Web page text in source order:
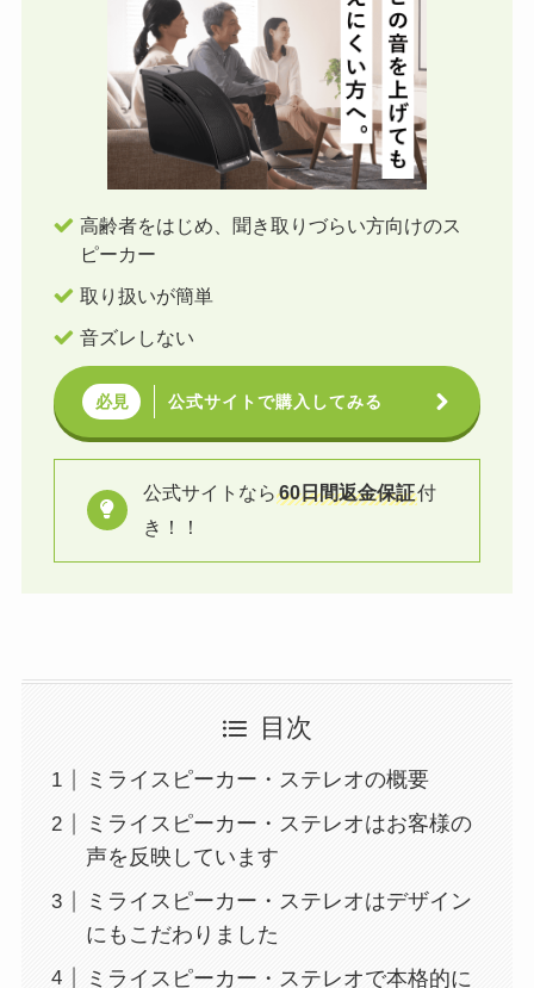
高齢者をはじめ、聞き取りづらい方向けのス
ピーカー
取り扱いが簡単
音ズレしない
必見 公式サイトで購入してみる
公式サイトなら 60日間返金保証付
き！！
目次
ミライスピーカー・ステレオの概要
ミライスピーカー・ステレオはお客様の
声を反映しています
ミライスピーカー・ステレオはデザイン
にもこだわりました
ミライスピーカー・ステレオで本格的に